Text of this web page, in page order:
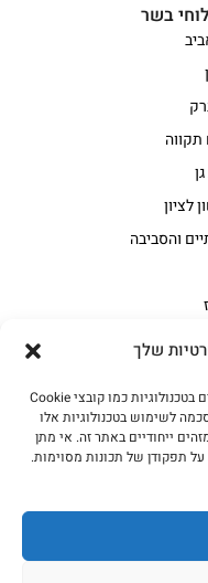
שלך
כדי לספק את החוויה הטובה ביותר, אנו משתמשים בטכנולוגיות כמו קובצי Cookie
לשימוש בטכנולוגיות אלו
ייחודיים באתר זה. אי מתן
תפקודן של תכונות מסוימות.
משובח
בשר
לציון
והסביבה